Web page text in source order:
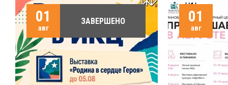
01
авг
ЗАВЕРШЕНО 01
авг